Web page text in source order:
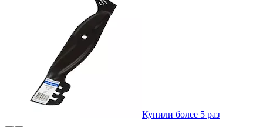
Купили более 5 раз